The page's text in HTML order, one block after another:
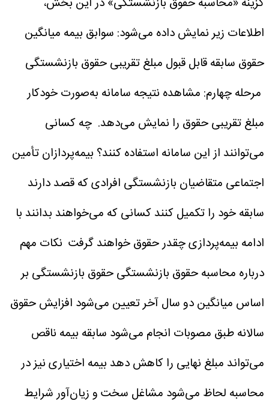
اطلاعات زیر نمایش داده می‌شود: سوابق بیمه میانگین
حقوق سابقه قابل قبول مبلغ تقریبی حقوق بازنشستگی
مرحله چهارم: مشاهده نتیجه سامانه به‌صورت خودکار
مبلغ تقریبی حقوق را نمایش می‌دهد. چه کسانی
می‌توانند از این سامانه استفاده کنند؟ بیمه‌پردازان تأمین
اجتماعی متقاضیان بازنشستگی افرادی که قصد دارند
سابقه خود را تکمیل کنندکسانی که می‌خواهند بدانند با
ادامه بیمه‌پردازی چقدر حقوق خواهند گرفت نکات مهم
درباره محاسبه حقوق بازنشستگیحقوق بازنشستگی بر
اساس میانگین دو سال آخر تعیین می‌شود افزایش حقوق
سالانه طبق مصوبات انجام می‌شود سابقه بیمه ناقص
می‌تواند مبلغ نهایی را کاهش دهدبیمه اختیاری نیز در
محاسبه لحاظ می‌شود مشاغل سخت و زیان‌آور شرایط